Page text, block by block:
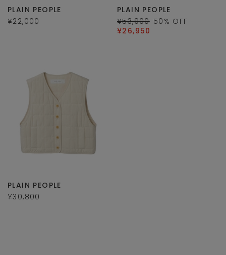
PLAIN PEOPLE
¥22,000
PLAIN PEOPLE
¥53,900 50 % OFF
¥26,950
PLAIN PEOPLE
¥30,800